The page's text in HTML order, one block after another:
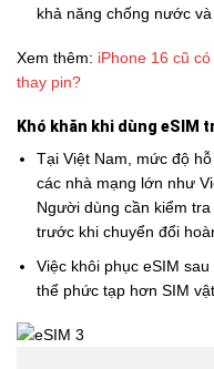
khả năng chống nước và
Xem thêm: iPhone 16 cũ
thay pin?
Khó khăn khi dùng eSIM
Tại Việt Nam, mức độ
các nhà mạng lớn như
Người dùng cần kiểm
trước khi chuyển đổi
Việc khôi phục eSIM
thể phức tạp hơn SIM vật